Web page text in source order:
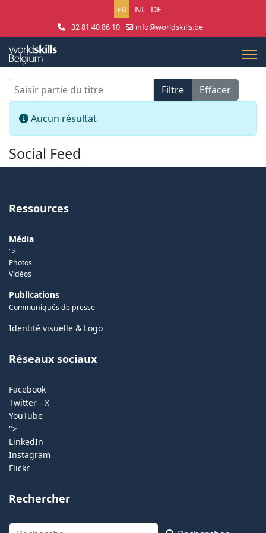
Sélectionnez votre langue
FR NL DE
+32 81 40 86 10
info@worldskills.be
Saisir partie du titre Filtre
Effacer
Info
Aucun résultat
Social Feed
Ressources
Média
">
Photos
Vidéos
Publications
Communiqués de presse
Identité visuelle & Logo
Réseaux sociaux
Facebook
Twitter - X
YouTube
">
LinkedIn
Instagram
Flickr
Rechercher
Rechercher